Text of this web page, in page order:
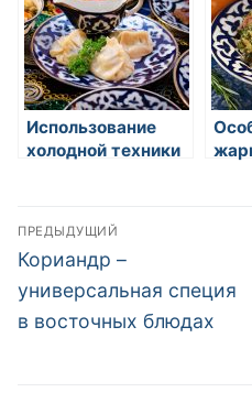
Использование
холодной техники
Навигация
по
записям
ПРЕДЫДУЩИЙ
Предыдущая
запись:
Кориандр –
универсальная специя
в восточных блюдах